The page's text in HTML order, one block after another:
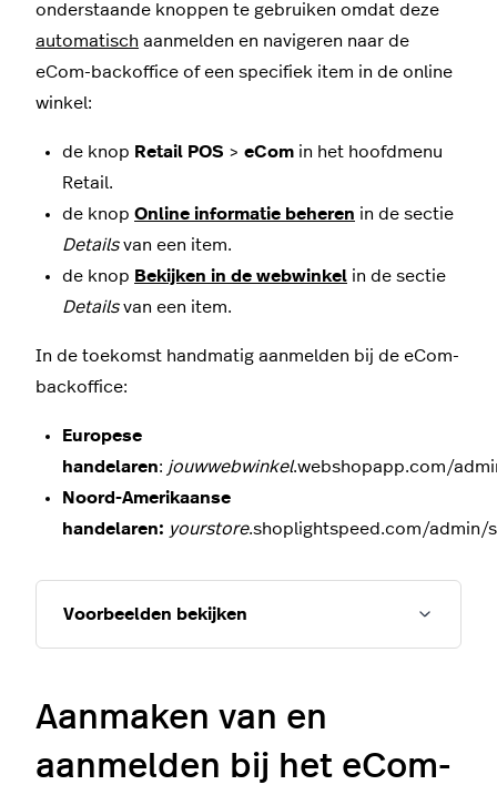
onderstaande knoppen te gebruiken omdat deze
automatisch aanmelden en navigeren naar de
eCom-backoffice of een specifiek item in de online
winkel:
de knop Retail POS > eCom in het hoofdmenu
Retail.
de knop Online informatie beheren in de sectie
Detailsvan een item.
de knop Bekijken in de webwinkel in de sectie
Detailsvan een item.
In de toekomst handmatig aanmelden bij de eCom-
backoffice:
Europese
handelaren: jouwwebwinkel.webshopapp.com/
Noord-Amerikaanse
handelaren: yourstore.shoplightspeed.com/admin/
Voorbeelden bekijken
Aanmaken van en
aanmelden bij het eCom-